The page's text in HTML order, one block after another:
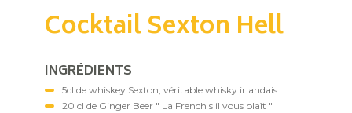
Cocktail Sexton Hell
INGRÉDIENTS
5cl de whiskey Sexton, véritable whisky irlandais
20 cl de Ginger Beer " La French s'il vous plaît "